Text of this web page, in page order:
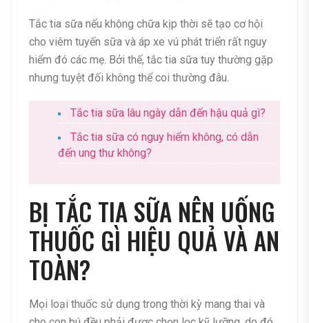
Tắc tia sữa nếu không chữa kịp thời sẽ tạo cơ hội
cho viêm tuyến sữa và áp xe vú phát triển rất nguy
hiểm đó các mẹ. Bởi thế, tắc tia sữa tuy thường gặp
nhưng tuyệt đối không thể coi thường đâu.
Tắc tia sữa lâu ngày dẫn đến hậu quả gì?
Tắc tia sữa có nguy hiểm không, có dẫn
đến ung thư không?
BỊ TẮC TIA SỮA NÊN UỐNG
THUỐC GÌ HIỆU QUẢ VÀ AN
TOÀN?
Mọi loại thuốc sử dụng trong thời kỳ mang thai và